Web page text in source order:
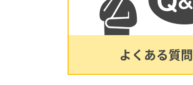
よくある質問